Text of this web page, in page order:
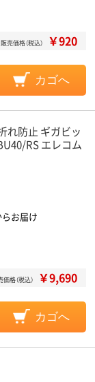
販売価格（税込） ￥920
カゴへ
れ防止 ギガビッ
RS エレコム
お届け
価格（税込） ￥9,690
カゴへ